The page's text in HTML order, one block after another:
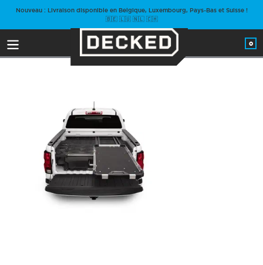
contenu
Nouveau : Livraison disponible en Belgique, Luxembourg, Pays-Bas et Suisse !
🇧🇪 🇱🇺 🇳🇱 🇨🇭
0